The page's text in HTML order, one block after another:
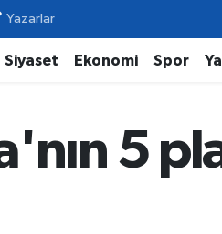
Yazarlar
Siyaset Ekonomi Spor
5